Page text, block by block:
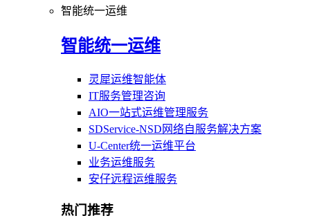
智能统一运维
智能统一运维
灵犀运维智能体
IT服务管理咨询
AIO一站式运维管理服务
SDService-NSD网络自服务解决方案
U-Center统一运维平台
业务运维服务
安仔远程运维服务
热门推荐